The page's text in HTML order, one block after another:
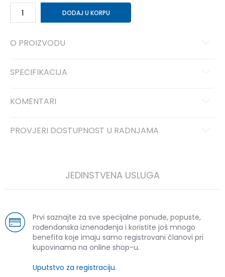
DODAJ U KORPU
O PROIZVODU
SPECIFIKACIJA
KOMENTARI
PROVJERI DOSTUPNOST U RADNJAMA
JEDINSTVENA USLUGA
Prvi saznajte za sve specijalne ponude, popuste,
rođendanska iznenađenja i koristite još mnogo
benefita koje imaju samo registrovani članovi pri
kupovinama na online shop-u.
Uputstvo za registraciju.